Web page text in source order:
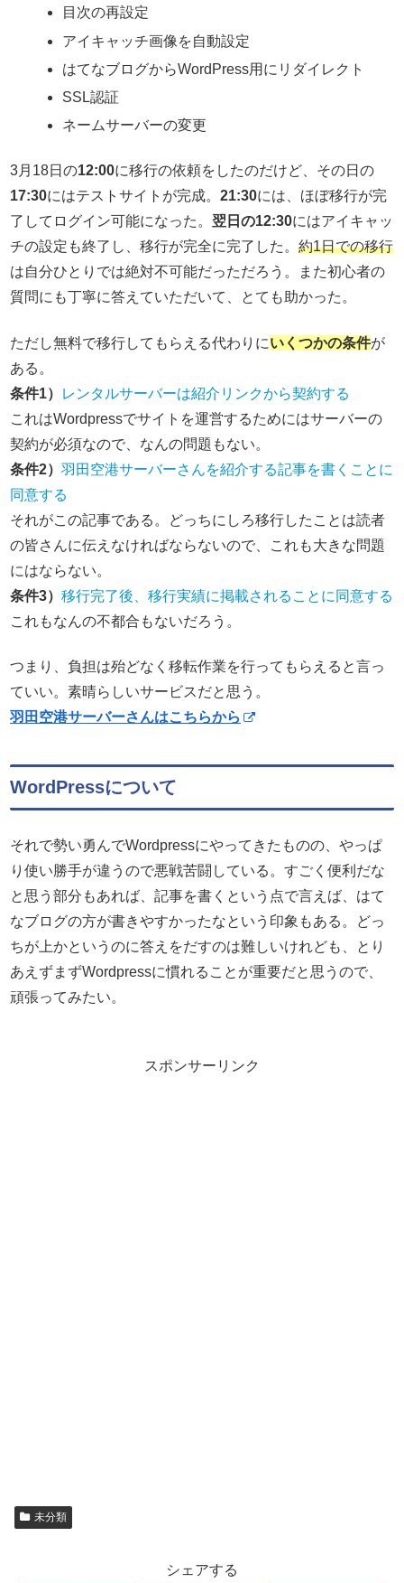
目次の再設定
アイキャッチ画像を自動設定
はてなブログからWordPress用にリダイレクト
SSL認証
ネームサーバーの変更
3月18日の12:00に移行の依頼をしたのだけど、その日の
17:30にはテストサイトが完成。 21:30には、ほぼ移行が完
了してログイン可能になった。 翌日の12:30にはアイキャッ
チの設定も終了し、移行が完全に完了した。 約1日での移行
は自分ひとりでは絶対不可能だっただろう。また初心者の
質問にも丁寧に答えていただいて、とても助かった。
ただし無料で移行してもらえる代わりにいくつかの条件が
ある。
条件1）
レンタルサーバーは紹介リンクから契約する
これはWordpressでサイトを運営するためにはサーバーの
契約が必須なので、なんの問題もない。
条件2） 羽田空港サーバーさんを紹介する記事を書くことに
同意する
それがこの記事である。どっちにしろ移行したことは読者
の皆さんに伝えなければならないので、これも大きな問題
にはならない。
条件3） 移行完了後、移行実績に掲載されることに同意する
これもなんの不都合もないだろう。
つまり、負担は殆どなく移転作業を行ってもらえると言っ
ていい。素晴らしいサービスだと思う。
羽田空港サーバーさんはこちらから
WordPressについて
それで勢い勇んでWordpressにやってきたものの、やっぱ
り使い勝手が違うので悪戦苦闘している。すごく便利だな
と思う部分もあれば、記事を書くという点で言えば、はて
なブログの方が書きやすかったなという印象もある。どっ
ちが上かというのに答えをだすのは難しいけれども、とり
あえずまずWordpressに慣れることが重要だと思うので、
頑張ってみたい。
スポンサーリンク
未分類
シェアする